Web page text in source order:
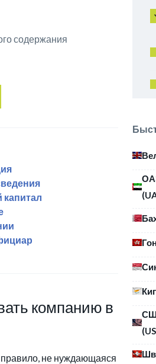
содержания
капитал
компанию в
не нуждающаяся в